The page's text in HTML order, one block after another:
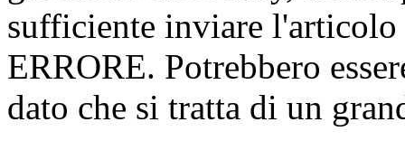
sufficiente inviare
ERRORE. Potrebbero
dato che si tratta di un